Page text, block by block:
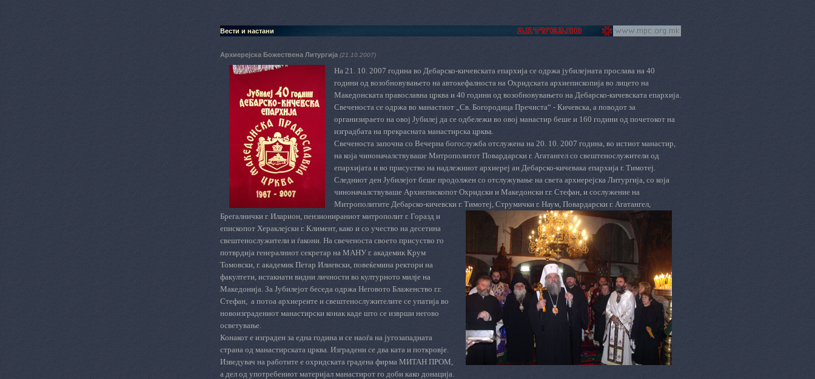
Вести и настани
Архиерејска Божествена Литургија (21.10.2007)
На 21. 10. 2007 година во Дебарско-кичевската епархија се одржа јубилејната прослава на 40
години од возобновувањето на автокефалноста на Охридската архиепископија во лицето на
Македонската православна црква и 40 години од возобновувањето на Дебарско-кичевската епархија.
Свеченоста се одржа во манастиот „Св. Богородица Пречиста“ - Кичевска, а поводот за
организираето на овој Јубилеј да се одбележи во овој манастир беше и 160 години од почетокот на
изградбата на прекрасната манастирска црква.
Свеченоста започна со Вечерна богослужба отслужена на 20. 10. 2007 година, во истиот манастир,
на која чиноначалствуваше Митрополитот Повардарски г. Агатангел со свештенослужители од
епархијата и во присуство на надлежниот архиереј ан Дебарско-кичевака епархија г. Тимотеј.
Следниот ден Јубилејот беше продолжен со отслужување на света архиерејска Литургија, со која
чиноначалствуваше Архиепископот Охридски и Македонски г.г. Стефан, и сослужение на
Митрополитите Дебарско-кичевски г. Тимотеј, Струмички г. Наум, Повардарски г. Агатангел,
Брегалнички г. Иларион, пензионираниот митрополит г. Горазд и
епископот Хераклејски г. Климент, како и со учество на десетина
свештенослужители и ѓакони. На свеченоста своето присуство го
потврдија генералниот секретар на МАНУ г. академик Крум
Томовски, г. академик Петар Илиевски, повеќемина ректори на
факултети, истакнати видни личности во културното милје на
Македонија. За Јубилејот беседа одржа Неговото Блаженство г.г.
Стефан, а потоа архиереите и свештенослужителите се упатија во
новоизградениот манастирски конак каде што се изврши негово
осветување.
Конакот е изграден за една година и се наоѓа на југозападната
страна од манастирската црква. Изградени се два ката и поткровје.
Изведувач на работите е охридската градена фирма МИТАН ПРОМ,
а дел од употребениот материјал манастирот го доби како донација.